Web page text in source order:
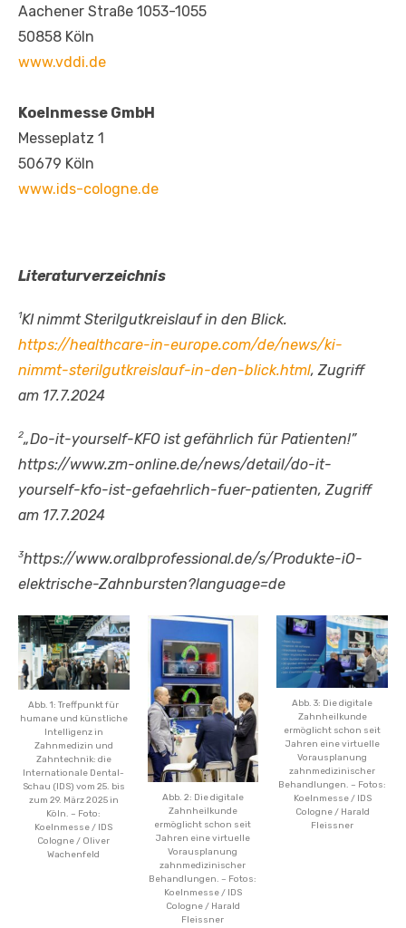
Aachener Straße 1053-1055
50858 Köln
www.vddi.de
Koelnmesse GmbH
Messeplatz 1
50679 Köln
www.ids-cologne.de
Literaturverzeichnis
1KI nimmt Sterilgutkreislauf in den Blick.
https://healthcare-in-europe.com/de/news/ki-
nimmt-sterilgutkreislauf-in-den-blick.html, Zugriff
am 17.7.2024
2„Do-it-yourself-KFO ist gefährlich für Patienten!”
https://www.zm-online.de/news/detail/do-it-
yourself-kfo-ist-gefaehrlich-fuer-patienten, Zugriff
am 17.7.2024
3https://www.oralbprofessional.de/s/Produkte-iO-
elektrische-Zahnbursten?language=de
Abb. 1: Treffpunkt für
humane und künstliche
Intelligenz in
Zahnmedizin und
Zahntechnik: die
Internationale Dental-
Schau (IDS) vom 25. bis
zum 29. März 2025 in
Köln. – Foto:
Koelnmesse / IDS
Cologne / Oliver
Wachenfeld
Abb. 2: Die digitale
Zahnheilkunde
ermöglicht schon seit
Jahren eine virtuelle
Vorausplanung
zahnmedizinischer
Behandlungen. – Fotos:
Koelnmesse / IDS
Cologne / Harald
Fleissner
Abb. 3: Die digitale
Zahnheilkunde
ermöglicht schon seit
Jahren eine virtuelle
Vorausplanung
zahnmedizinischer
Behandlungen. – Fotos:
Koelnmesse / IDS
Cologne / Harald
Fleissner